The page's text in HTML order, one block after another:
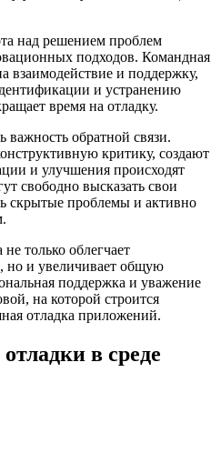
над решением проблем
подходов. Командная
взаимодействие и поддержку,
и устранению
время на отладку.
важность обратной связи.
критику, создают
и улучшения происходят
свободно высказать свои
скрытые проблемы и активно
только облегчает
но и увеличивает общую
поддержка и уважение
на которой строится
отладка приложений.
в среде